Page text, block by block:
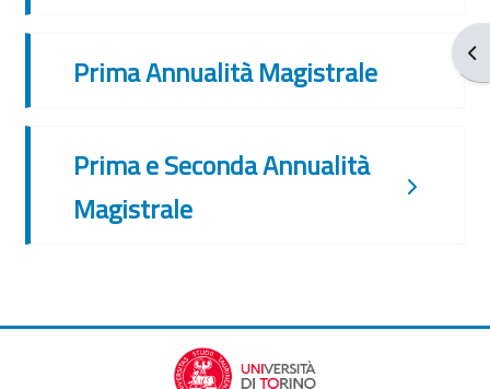
Prima Annualità Magistrale
Prima e Seconda Annualità
Magistrale